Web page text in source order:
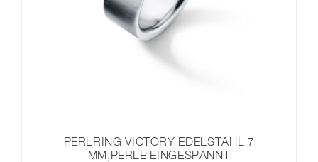
PERLRING VICTORY EDELSTAHL 7
MM,PERLE EINGESPANNT